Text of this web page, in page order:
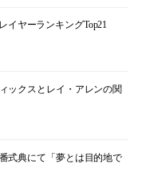
イヤーランキングTop21
ックスとレイ・アレンの関
式典にて「夢とは目的地で